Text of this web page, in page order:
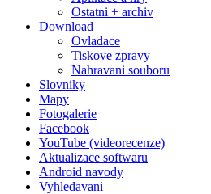
Ostatni + archiv
Download
Ovladace
Tiskove zpravy
Nahravani souboru
Slovniky
Mapy
Fotogalerie
Facebook
YouTube (videorecenze)
Aktualizace softwaru
Android navody
Vyhledavani